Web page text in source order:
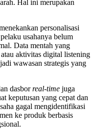
Hal ini merupakan
personalisasi
usahanya belum
Data mentah yang
aktivitas digital listening
wawasan strategis yang
dasborreal-time juga
keputusan yang cepat dan
gagal mengidentifikasi
ke produk berbasis